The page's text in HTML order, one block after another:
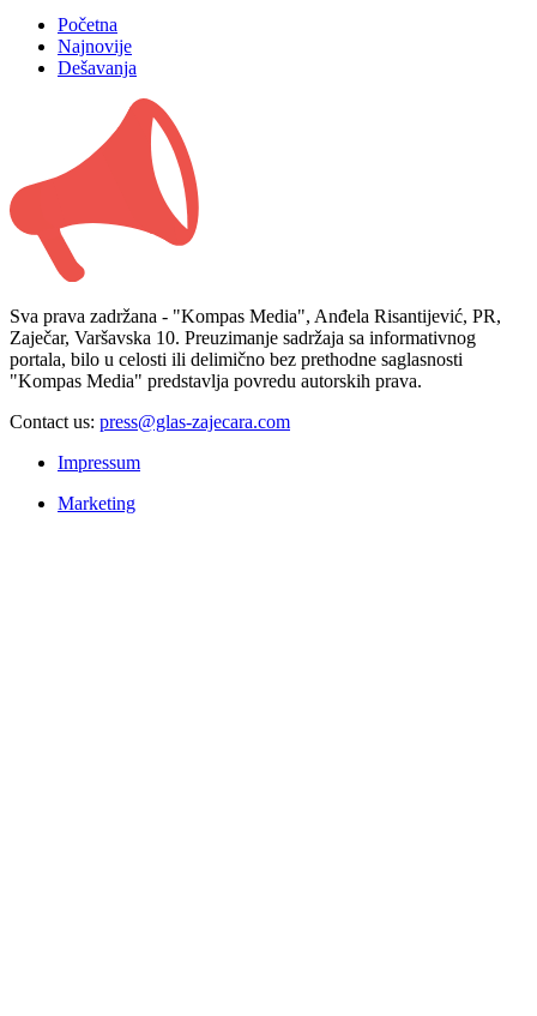
Početna
Najnovije
Dešavanja
Sva prava zadržana - "Kompas Media", Anđela Risantijević, PR,
Zaječar, Varšavska 10. Preuzimanje sadržaja sa informativnog
portala, bilo u celosti ili delimično bez prethodne saglasnosti
"Kompas Media" predstavlja povredu autorskih prava.
Contact us: press@glas-zajecara.com
Impressum
Marketing